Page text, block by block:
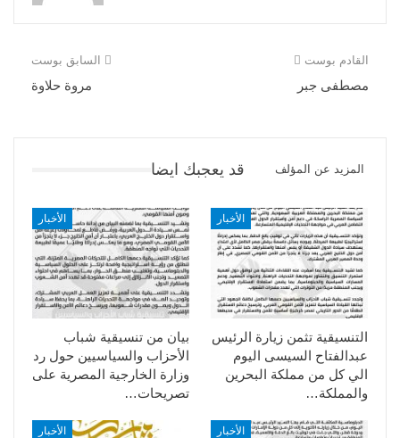
السابق بوست
مروة حلاوة
القادم بوست
مصطفى جبر
قد يعجبك ايضا المزيد عن المؤلف
الأخبار
بيان من تنسيقية شباب
الأحزاب والسياسيين حول رد
وزارة الخارجية المصرية على
تصريحات…
الأخبار
التنسيقية تثمن زيارة الرئيس
عبدالفتاح السيسى اليوم
الي كل من مملكة البحرين
والمملكة…
الأخبار الأخبار